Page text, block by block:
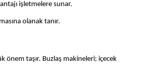
işletmelere sunar.
olanak tanır.
taşır. Buzlaş makineleri; içecek